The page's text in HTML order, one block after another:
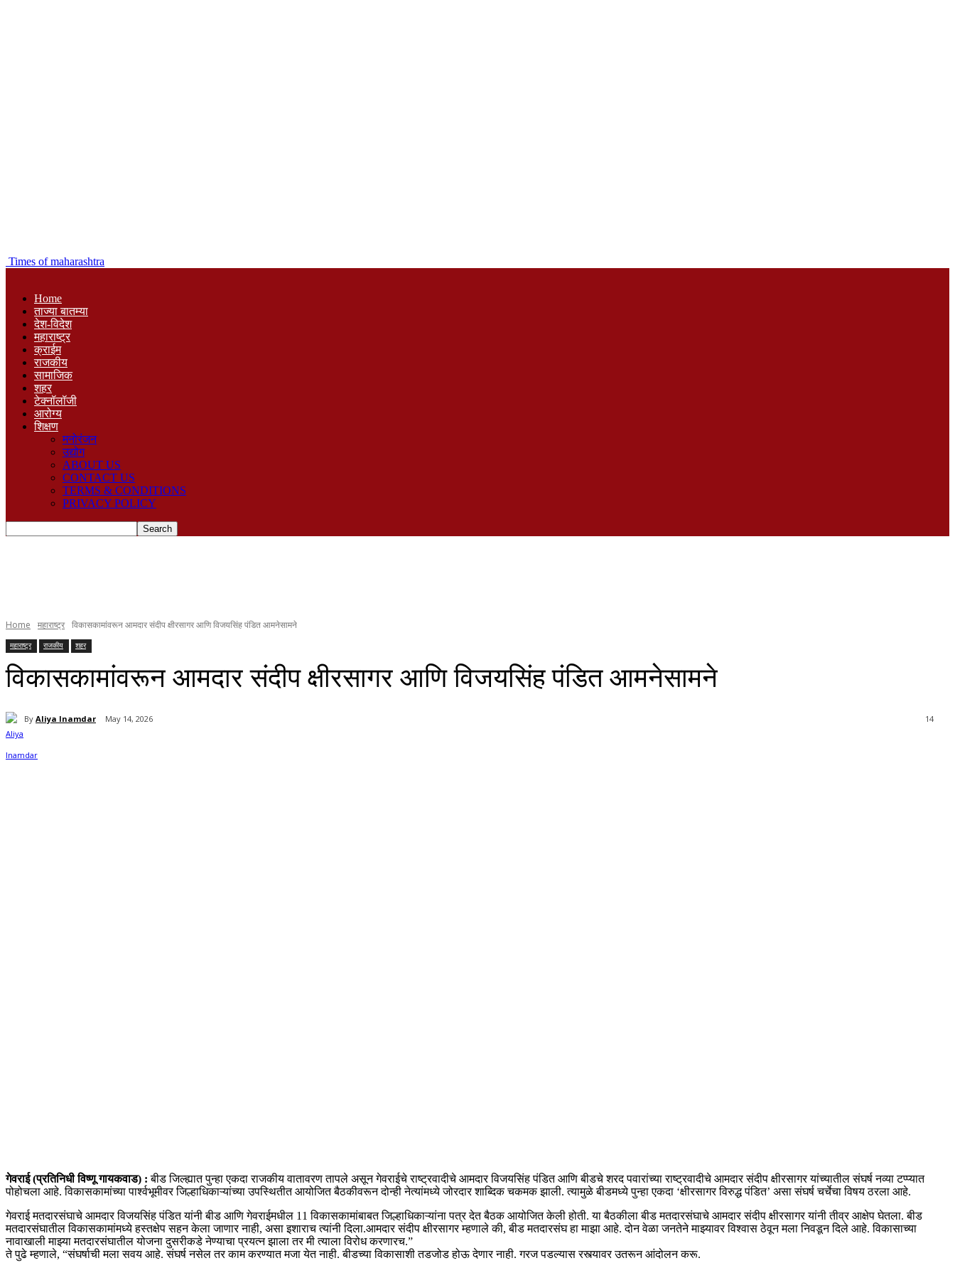
Times of maharashtra
Home
ताज्या बातम्या
देश-विदेश
महाराष्ट्र
क्राईम
राजकीय
सामाजिक
शहर
टेक्नॉलॉजी
आरोग्य
शिक्षण
मनोरंजन
उद्योग
ABOUT US
CONTACT US
TERMS & CONDITIONS
PRIVACY POLICY
Home महाराष्ट्र विकासकामांवरून आमदार संदीप क्षीरसागर आणि विजयसिंह पंडित आमनेसामने
महाराष्ट्र राजकीय शहर
विकासकामांवरून आमदार संदीप क्षीरसागर आणि विजयसिंह पंडित आमनेसामने
By Aliya Inamdar May 14, 2026 14
गेवराई (प्रतिनिधी विष्णू गायकवाड) :बीड जिल्ह्यात पुन्हा एकदा राजकीय वातावरण तापले असून गेवराईचे राष्ट्रवादीचे आमदार विजयसिंह पंडित आणि बीडचे शरद पवारांच्या राष्ट्रवादीचे आमदार संदीप क्षीरसागर यांच्यातील संघर्ष नव्या टप्प्यात
पोहोचला आहे. विकासकामांच्या पार्श्वभूमीवर जिल्हाधिकाऱ्यांच्या उपस्थितीत आयोजित बैठकीवरून दोन्ही नेत्यांमध्ये जोरदार शाब्दिक चकमक झाली. त्यामुळे बीडमध्ये पुन्हा एकदा ‘क्षीरसागर विरुद्ध पंडित’ असा संघर्ष चर्चेचा विषय ठरला आहे.
गेवराई मतदारसंघाचे आमदार विजयसिंह पंडित यांनी बीड आणि गेवराईमधील 11 विकासकामांबाबत जिल्हाधिकाऱ्यांना पत्र देत बैठक आयोजित केली होती. या बैठकीला बीड मतदारसंघाचे आमदार संदीप क्षीरसागर यांनी तीव्र आक्षेप घेतला. बीड
मतदारसंघातील विकासकामांमध्ये हस्तक्षेप सहन केला जाणार नाही, असा इशाराच त्यांनी दिला.आमदार संदीप क्षीरसागर म्हणाले की, बीड मतदारसंघ हा माझा आहे. दोन वेळा जनतेने माझ्यावर विश्वास ठेवून मला निवडून दिले आहे. विकासाच्या
नावाखाली माझ्या मतदारसंघातील योजना दुसरीकडे नेण्याचा प्रयत्न झाला तर मी त्याला विरोध करणारच.”
ते पुढे म्हणाले, “संघर्षाची मला सवय आहे. संघर्ष नसेल तर काम करण्यात मजा येत नाही. बीडच्या विकासाशी तडजोड होऊ देणार नाही. गरज पडल्यास रस्त्यावर उतरून आंदोलन करू.